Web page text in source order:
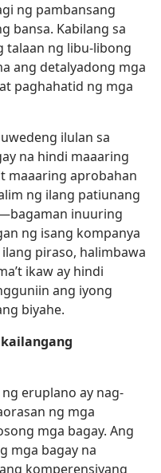
ng pambansang
bansa. Kabilang sa
talaan ng libu-libong
ang detalyadong mga
paghahatid ng mga
ilulan sa
na hindi maaaring
maaaring aprobahan
ng ilang patiunang
inuuring
ng isang kompanya
piraso, halimbawa
ikaw ay hindi
ang iyong
biyahe.
eruplano ay nag-
ng mga
mga bagay. Ang
mga bagay na
komperensiyang